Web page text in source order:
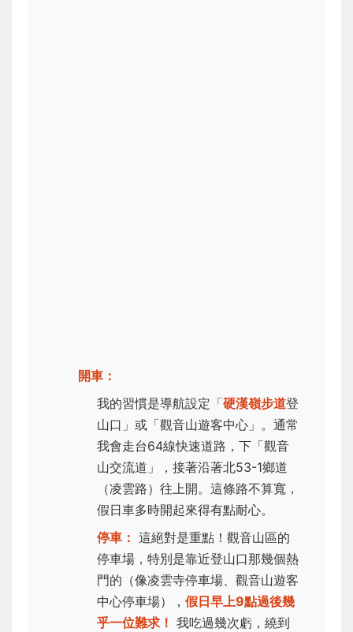
開車：
我的習慣是導航設定「硬漢嶺步道登
山口」或「觀音山遊客中心」。通常
我會走台64線快速道路，下「觀音
山交流道」，接著沿著北53-1鄉道
（凌雲路）往上開。這條路不算寬，
假日車多時開起來得有點耐心。
停車： 這絕對是重點！觀音山區的
停車場，特別是靠近登山口那幾個熱
門的（像凌雲寺停車場、觀音山遊客
中心停車場）， 假日早上9點過後幾
乎一位難求！ 我吃過幾次虧，繞到